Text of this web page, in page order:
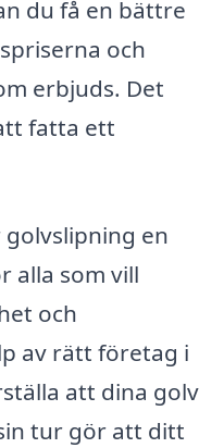
du få en bättre
och
erbjuds. Det
fatta ett
en
alla som vill
och
av rätt företag i
att dina golv
tur gör att ditt